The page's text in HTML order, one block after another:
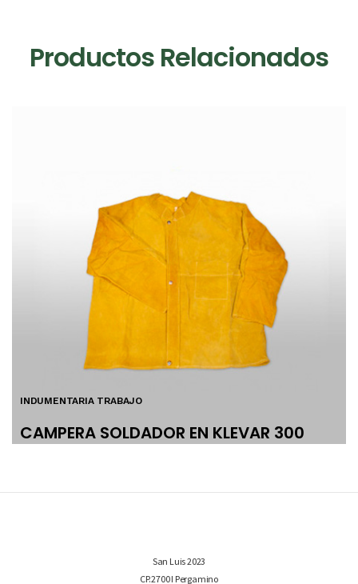
Productos Relacionados
INDUMENTARIA TRABAJO
CAMPERA SOLDADOR EN KLEVAR 300
San Luis 2023
CP.2700 I Pergamino